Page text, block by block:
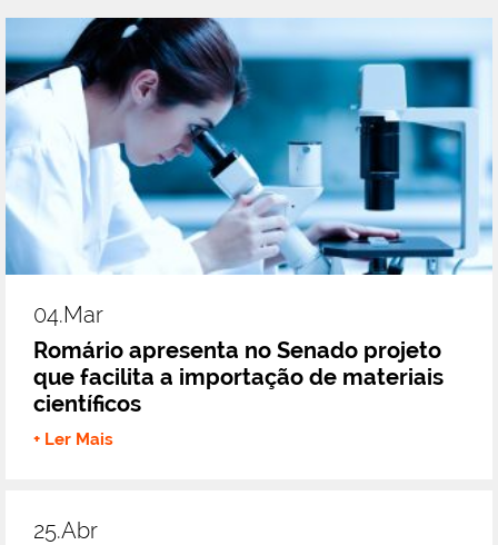
04.mar
Romário apresenta no Senado projeto
que facilita a importação de materiais
científicos
+ Ler Mais
25.abr